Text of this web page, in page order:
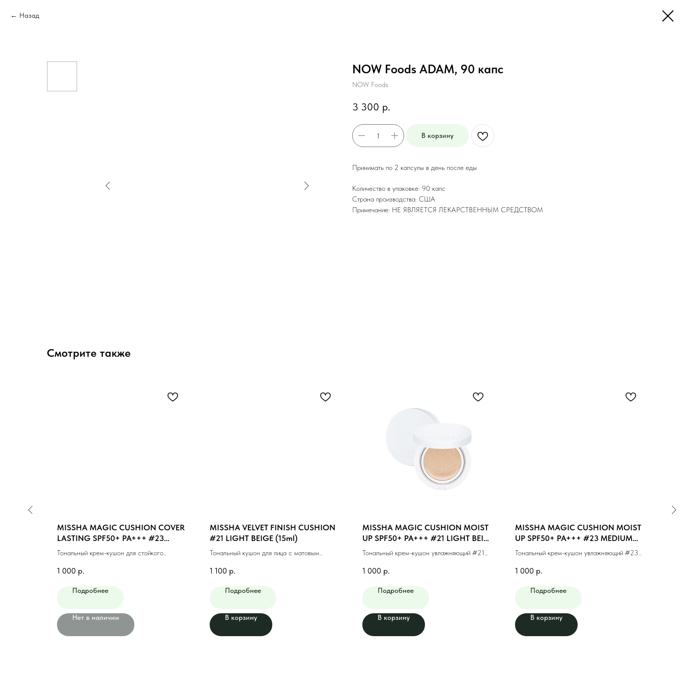
Назад
NOW Foods ADAM, 90 капс
NOW Foods
3 300 р.
В корзину
Принимать по 2 капсулы в день после еды
Количество в упаковке: 90 капс
Страна производства: США
Примечание: НЕ ЯВЛЯЕТСЯ ЛЕКАРСТВЕННЫМ СРЕДСТВОМ
Смотрите также
MISSHA MAGIC CUSHION COVER
LASTING SPF50+ PA+++ #23
MEDIUM BEIGE (15ml)
Тональный крем-кушон для стойкого
1 000 р.
Подробнее
Нет в наличии
MISSHA VELVET FINISH CUSHION
#21 LIGHT BEIGE (15ml)
Тональный кушон для лица с матовым
1 100 р.
Подробнее
В корзину
MISSHA MAGIC CUSHION MOIST
UP SPF50+ PA+++ #21 LIGHT BEIGE
(15g)
Тональный крем-кушон увлажняющий #21
1 000 р.
Подробнее
В корзину
MISSHA MAGIC CUSHION MOIST
UP SPF50+ PA+++ #23 MEDIUM
BEIGE (15g)
Тональный крем-кушон увлажняющий #23
1 000 р.
Подробнее
В корзину